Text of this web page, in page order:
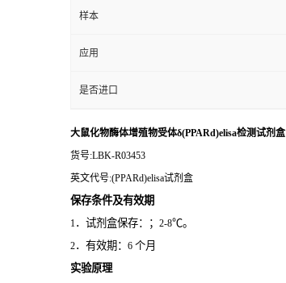
样本
应用
是否进口
大鼠化物酶体增殖物受体δ(PPARd)elisa检测试剂盒
货号:LBK-R03453
英文代号:(PPARd)elisa试剂盒
保存条件及有效期
1．试剂盒保存：； 2-8℃。
2．有效期： 6 个月
实验原理